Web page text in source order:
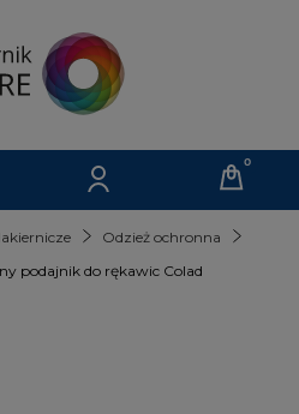
Odzież ochronna
podajnik do rękawic Colad